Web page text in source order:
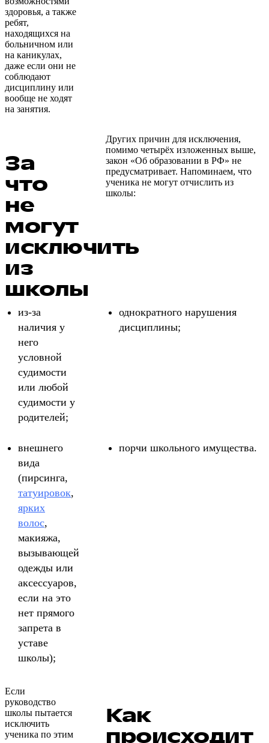
здоровья, а также
ребят,
находящихся на
больничном или
на каникулах,
даже если они не
соблюдают
дисциплину или
вообще не ходят
на занятия.
За
что
не
могут
исключить
из
школы
Других причин для исключения,
помимо четырёх изложенных выше,
закон «Об образовании в РФ» не
предусматривает. Напоминаем, что
ученика не могут отчислить из
школы:
из-за
наличия у
него
условной
судимости
или любой
судимости у
родителей;
однократного нарушения
дисциплины;
внешнего
вида
(пирсинга,
татуировок,
ярких
волос,
макияжа,
вызывающей
одежды или
аксессуаров,
если на это
нет прямого
запрета в
уставе
школы);
порчи школьного имущества.
Если
руководство
школы пытается
исключить
ученика по этим
Как
происходит